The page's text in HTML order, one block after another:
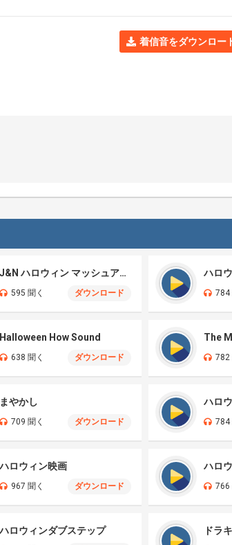
着信音をダウンロー
J&N ハロウィン マッシュアップ
595 聞く ダウンロード
ハロ
784
Halloween How Sound
638 聞く ダウンロード
The
782
まやかし
709 聞く ダウンロード
ハロ
784
ハロウィン映画
967 聞く ダウンロード
ハロ
766
ハロウィンダブステップ ドラ